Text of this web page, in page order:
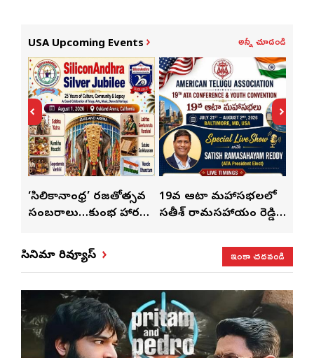
USA Upcoming Events అన్నీ చూడండి
‘సిలికానాంధ్ర’ రజతోత్సవ
సంబరాలు…కుంభ హారతి
19వ ఆటా మహాసభలలో
సతీశ్ రామసహాయం రెడ్డి
సినిమా రివ్యూస్
ఇంకా చదవండి